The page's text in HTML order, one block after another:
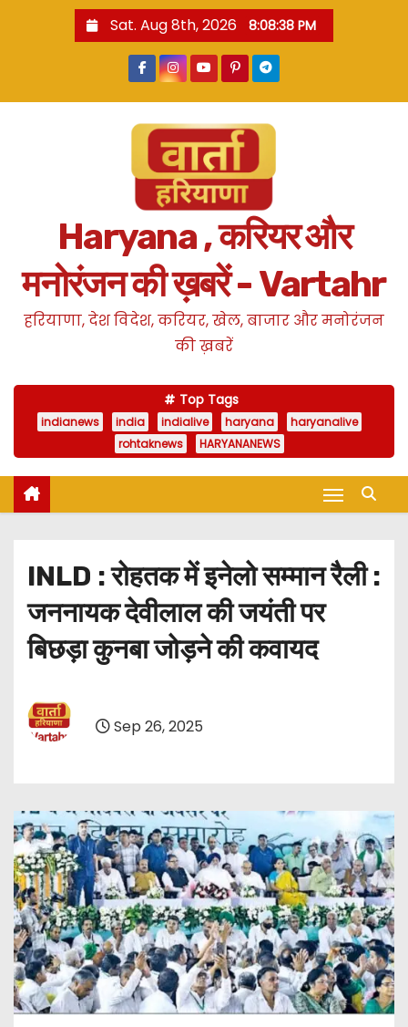
Sat. Aug 8th, 2026 8:08:39 PM
Haryana , करियर और
मनोरंजन की ख़बरें - Vartahr
हरियाणा, देश विदेश, करियर, खेल, बाजार और मनोरंजन
की ख़बरें
Top Tags
indianews india indialive haryana
haryanalive
rohtaknews
HARYANANEWS
INLD : रोहतक में इनेलो सम्मान रैली :
जननायक देवीलाल की जयंती पर
बिछड़ा कुनबा जोड़ने की कवायद
Sep 26, 2025